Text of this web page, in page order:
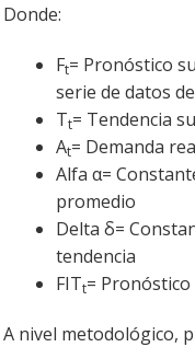
Donde:
Ft= Pronóstico
serie de datos
Tt= Tendencia
At= Demanda
Alfa α=
promedio
Delta δ=
tendencia
FITt= Pronóstico
A nivel metodológico,